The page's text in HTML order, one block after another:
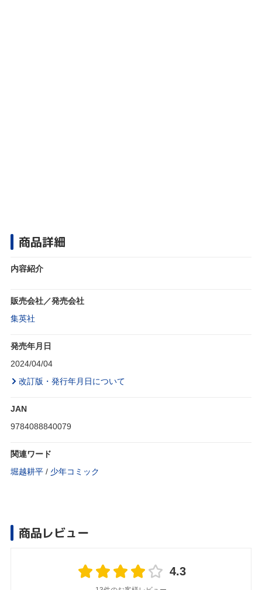
商品詳細
内容紹介
販売会社／発売会社
集英社
発売年月日
2024/04/04
改訂版・発行年月日について
JAN
9784088840079
関連ワード
堀越耕平 / 少年コミック
商品レビュー
4.3